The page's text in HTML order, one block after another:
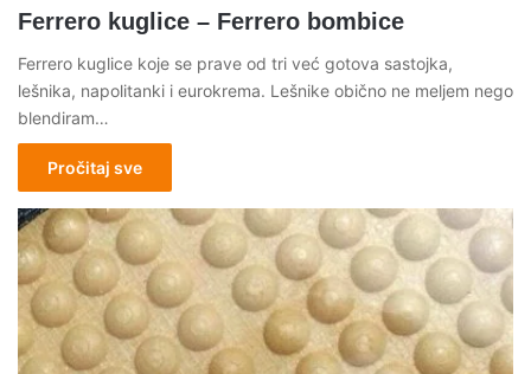
Ferrero kuglice – Ferrero bombice
Ferrero kuglice koje se prave od tri već gotova sastojka,
lešnika, napolitanki i eurokrema. Lešnike obično ne meljem nego
blendiram…
Pročitaj sve